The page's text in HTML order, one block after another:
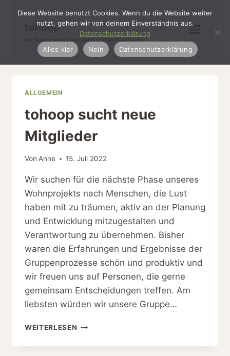
tohoop
ALLGEMEIN
tohoop sucht neue
Mitglieder
Von Anne 15. Juli 2022
Wir suchen für die nächste Phase unseres
Wohnprojekts nach Menschen, die Lust
haben mit zu träumen, aktiv an der Planung
und Entwicklung mitzugestalten und
Verantwortung zu übernehmen. Bisher
waren die Erfahrungen und Ergebnisse der
Gruppenprozesse schön und produktiv und
wir freuen uns auf Personen, die gerne
gemeinsam Entscheidungen treffen. Am
liebsten würden wir unsere Gruppe…
WEITERLESEN TOHOOP
NEUE
Diese Website benutzt Cookies. Wenn du die Website weiter
nutzt, gehen wir von deinem Einverständnis aus.
Datenschutzerklärung
Alles klar
Nein Datenschutzerklärung